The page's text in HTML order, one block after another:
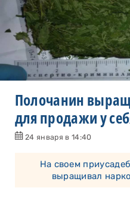
Полочанин
для продажи у
24 января в 14:40
На своем
выращивал